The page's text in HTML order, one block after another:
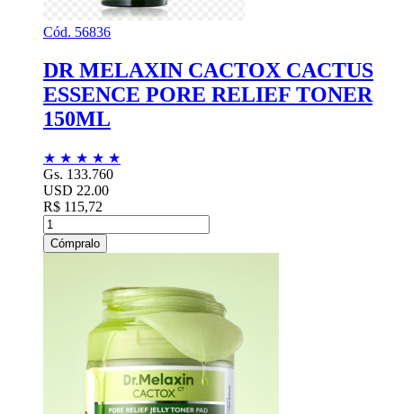
Cód. 56836
DR MELAXIN CACTOX CACTUS
ESSENCE PORE RELIEF TONER
150ML
★ ★ ★ ★ ★
Gs. 133.760
USD 22.00
R$ 115,72
Cómpralo